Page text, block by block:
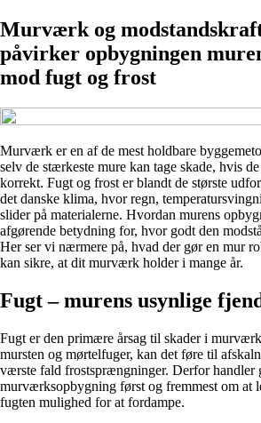
Murværk og
påvirker opbygningen
mod fugt og frost
Murværk er en af de mest holdbare
selv de stærkeste mure kan tage skade, hvis
korrekt. Fugt og frost er blandt de største
det danske klima, hvor regn,
slider på materialerne. Hvordan murens
afgørende betydning for, hvor godt den
Her ser vi nærmere på, hvad der gør en mur
kan sikre, at dit murværk holder i mange år.
Fugt – murens usynlige
Fugt er den primære årsag til skader i
mursten og mørtelfuger, kan det føre til
værste fald frostsprængninger. Derfor handler
murværksopbygning først og fremmest om at
fugten mulighed for at fordampe.